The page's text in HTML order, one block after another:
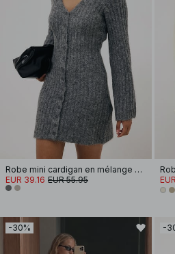
Robe mini cardigan en mélange de laine tricotée
EUR 39.16 EUR 55.95
-30% -